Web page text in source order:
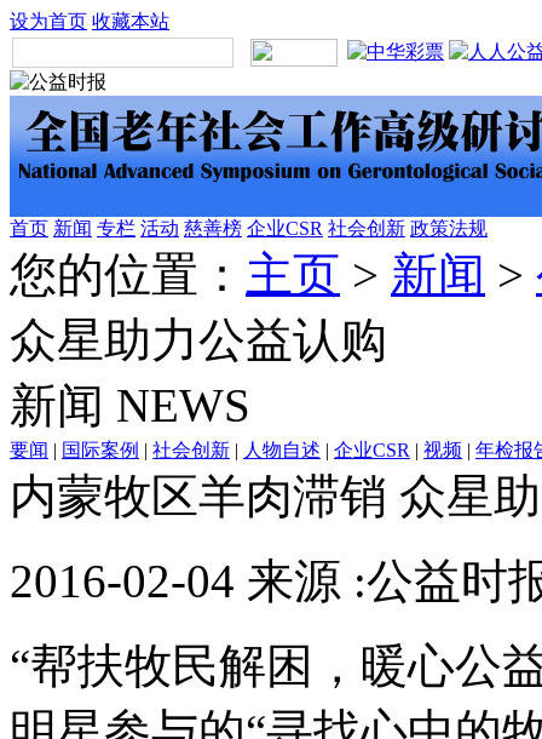
设为首页 收藏本站
首页 新闻 专栏 活动 慈善榜 企业CSR 社会创新 政策法规
您的位置： 主页 > 新闻 >
众星助力公益认购
新闻 NEWS
要闻 | 国际案例 | 社会创新 | 人物自述 | 企业CSR | 视频 | 年检报
内蒙牧区羊肉滞销 众星
2016-02-04 来源 :公益时
“帮扶牧民解困，暖心公